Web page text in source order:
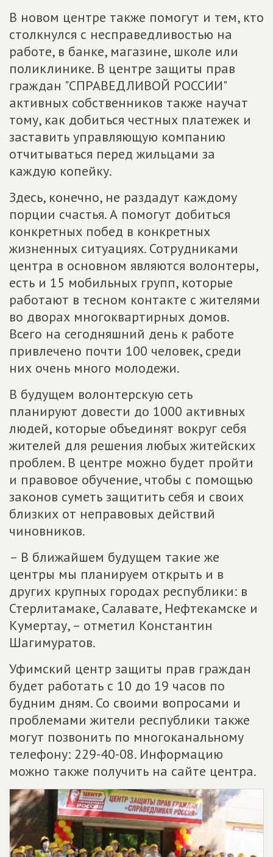
В новом центре также помогут и тем, кто
столкнулся с несправедливостью на
работе, в банке, магазине, школе или
поликлинике. В центре защиты прав
граждан "СПРАВЕДЛИВОЙ РОССИИ"
активных собственников также научат
тому, как добиться честных платежек и
заставить управляющую компанию
отчитываться перед жильцами за
каждую копейку.
Здесь, конечно, не раздадут каждому
порции счастья. А помогут добиться
конкретных побед в конкретных
жизненных ситуациях. Сотрудниками
центра в основном являются волонтеры,
есть и 15 мобильных групп, которые
работают в тесном контакте с жителями
во дворах многоквартирных домов.
Всего на сегодняшний день к работе
привлечено почти 100 человек, среди
них очень много молодежи.
В будущем волонтерскую сеть
планируют довести до 1000 активных
людей, которые объединят вокруг себя
жителей для решения любых житейских
проблем. В центре можно будет пройти
и правовое обучение, чтобы с помощью
законов суметь защитить себя и своих
близких от неправовых действий
чиновников.
– В ближайшем будущем такие же
центры мы планируем открыть и в
других крупных городах республики: в
Стерлитамаке, Салавате, Нефтекамске и
Кумертау, – отметил Константин
Шагимуратов.
Уфимский центр защиты прав граждан
будет работать с 10 до 19 часов по
будним дням. Со своими вопросами и
проблемами жители республики также
могут позвонить по многоканальному
телефону: 229-40-08. Информацию
можно также получить на сайте центра.